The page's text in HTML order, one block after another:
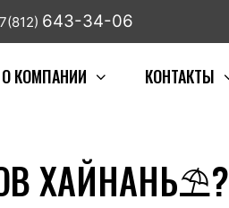
643-34-06
О КОМПАНИИ КОНТАКТЫ
ХАЙНАНЬ⛱?